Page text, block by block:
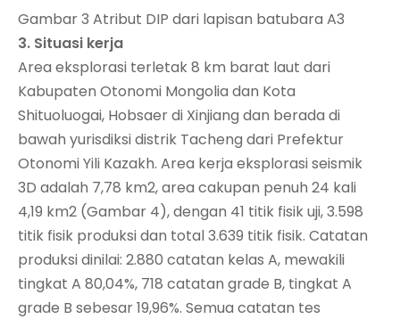
Gambar 3 Atribut DIP dari lapisan batubara A3
3. Situasi kerja
Area eksplorasi terletak 8 km barat laut dari
Kabupaten Otonomi Mongolia dan Kota
Shituoluogai, Hobsaer di Xinjiang dan berada di
bawah yurisdiksi distrik Tacheng dari Prefektur
Otonomi Yili Kazakh. Area kerja eksplorasi seismik
3D adalah 7,78 km2, area cakupan penuh 24 kali
4,19 km2 (Gambar 4), dengan 41 titik fisik uji, 3.598
titik fisik produksi dan total 3.639 titik fisik. Catatan
produksi dinilai: 2.880 catatan kelas A, mewakili
tingkat A 80,04%, 718 catatan grade B, tingkat A
grade B sebesar 19,96%. Semua catatan tes